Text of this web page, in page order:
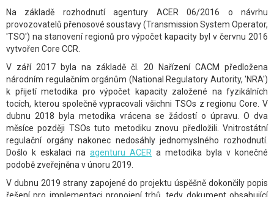
Na základě rozhodnutí agentury ACER 06/2016 o návrhu
provozovatelů přenosové soustavy (Transmission System Operator,
'TSO') na stanovení regionů pro výpočet kapacity byl v červnu 2016
vytvořen Core CCR.
V září 2017 byla na základě čl. 20 Nařízení CACM předložena
národním regulačním orgánům (National Regulatory Autority, 'NRA')
k přijetí metodika pro výpočet kapacity založené na fyzikálních
tocích, kterou společně vypracovali všichni TSOs z regionu Core. V
dubnu 2018 byla metodika vrácena se žádostí o úpravu. O dva
měsíce později TSOs tuto metodiku znovu předložili. Vnitrostátní
regulační orgány nakonec nedosáhly jednomyslného rozhodnutí.
Došlo k eskalaci na agenturu ACER a metodika byla v konečné
podobě zveřejněna v únoru 2019.
V dubnu 2019 strany zapojené do projektu úspěšně dokončily popis